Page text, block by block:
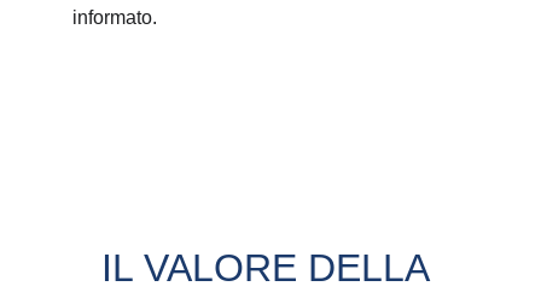
informato.
IL VALORE DELLA